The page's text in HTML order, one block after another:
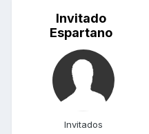
Invitado
Espartano
Invitados